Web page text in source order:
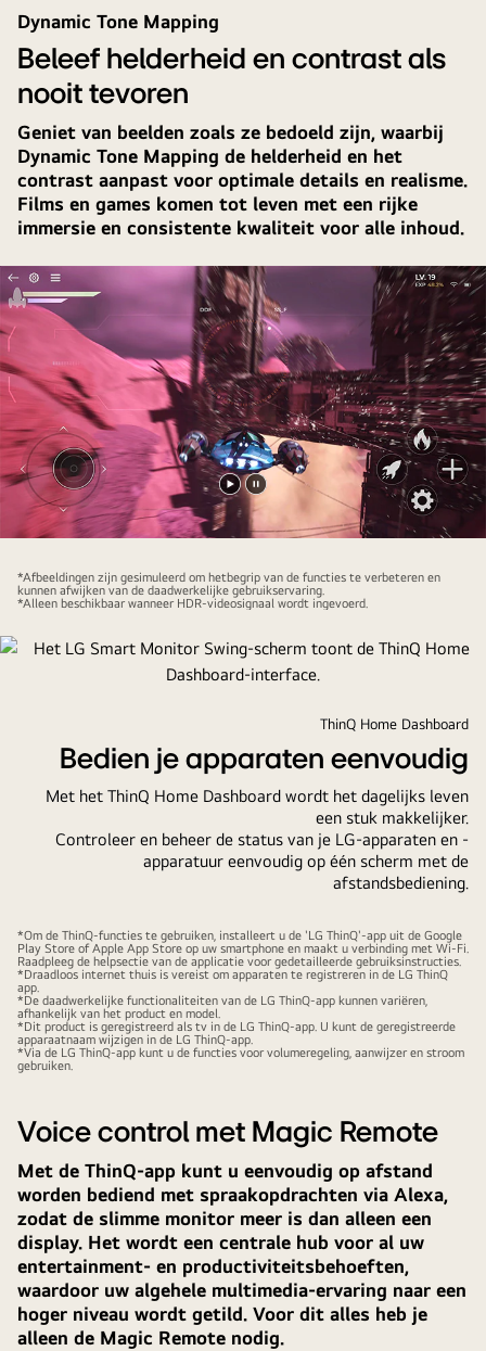
overdag
met
functie
voor
aanpassing
van
helderheid,
terwijl
de
rechterafbeelding
de
weergave
's
nachts
toont
met
dezelfde
Dynamic Tone Mapping
Beleef helderheid en contrast als
nooit tevoren
Geniet van beelden zoals ze bedoeld zijn, waarbij
Dynamic Tone Mapping de helderheid en het
contrast aanpast voor optimale details en realisme.
Films en games komen tot leven met een rijke
immersie en consistente kwaliteit voor alle inhoud.
Video
afspelen
Video
pauzeren
*Afbeeldingen zijn gesimuleerd om hetbegrip van de functies te verbeteren en
kunnen afwijken van de daadwerkelijke gebruikservaring.
*Alleen beschikbaar wanneer HDR-videosignaal wordt ingevoerd.
ThinQ Home Dashboard
Bedien je apparaten eenvoudig
Met het ThinQ Home Dashboard wordt het dagelijks leven
een stuk makkelijker.
Controleer en beheer de status van je LG-apparaten en -
apparatuur eenvoudig op één scherm met de
afstandsbediening.
*Om de ThinQ-functies te gebruiken, installeert u de 'LG ThinQ'-app uit de Google
Play Store of Apple App Store op uw smartphone en maakt u verbinding met Wi-Fi.
Raadpleeg de helpsectie van de applicatie voor gedetailleerde gebruiksinstructies.
*Draadloos internet thuis is vereist om apparaten te registreren in de LG ThinQ
app.
*De daadwerkelijke functionaliteiten van de LG ThinQ-app kunnen variëren,
afhankelijk van het product en model.
*Dit product is geregistreerd als tv in de LG ThinQ-app. U kunt de geregistreerde
apparaatnaam wijzigen in de LG ThinQ-app.
*Via de LG ThinQ-app kunt u de functies voor volumeregeling, aanwijzer en stroom
gebruiken.
Voice control met Magic Remote
Met de ThinQ-app kunt u eenvoudig op afstand
worden bediend met spraakopdrachten via Alexa,
zodat de slimme monitor meer is dan alleen een
display. Het wordt een centrale hub voor al uw
entertainment- en productiviteitsbehoeften,
waardoor uw algehele multimedia-ervaring naar een
hoger niveau wordt getild. Voor dit alles heb je
alleen de Magic Remote nodig.